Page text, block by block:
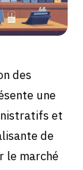
des
une
et
de
le marché